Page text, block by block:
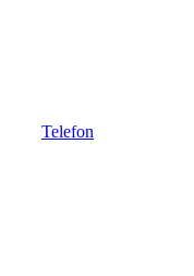
Telefon